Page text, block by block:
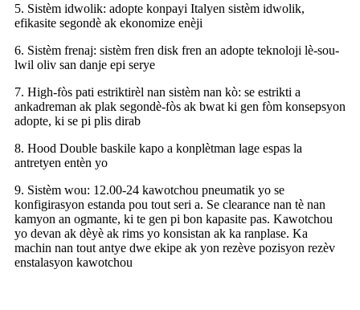
5. Sistèm idwolik: adopte konpayi Italyen sistèm idwolik,
efikasite segondè ak ekonomize enèji
6. Sistèm frenaj: sistèm fren disk fren an adopte teknoloji lè-sou-
lwil oliv san danje epi serye
7. High-fòs pati estriktirèl nan sistèm nan kò: se estrikti a
ankadreman ak plak segondè-fòs ak bwat ki gen fòm konsepsyon
adopte, ki se pi plis dirab
8. Hood Double baskile kapo a konplètman lage espas la
antretyen entèn yo
9. Sistèm wou: 12.00-24 kawotchou pneumatik yo se
konfigirasyon estanda pou tout seri a. Se clearance nan tè nan
kamyon an ogmante, ki te gen pi bon kapasite pas. Kawotchou
yo devan ak dèyè ak rims yo konsistan ak ka ranplase. Ka
machin nan tout antye dwe ekipe ak yon rezève pozisyon rezèv
enstalasyon kawotchou